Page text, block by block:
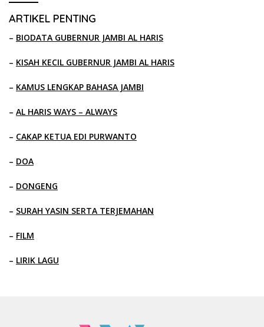
ARTIKEL PENTING
– BIODATA GUBERNUR JAMBI AL HARIS
– KISAH KECIL GUBERNUR JAMBI AL HARIS
– KAMUS LENGKAP BAHASA JAMBI
– AL HARIS WAYS – ALWAYS
– CAKAP KETUA EDI PURWANTO
– DOA
– DONGENG
– SURAH YASIN SERTA TERJEMAHAN
– FILM
– LIRIK LAGU